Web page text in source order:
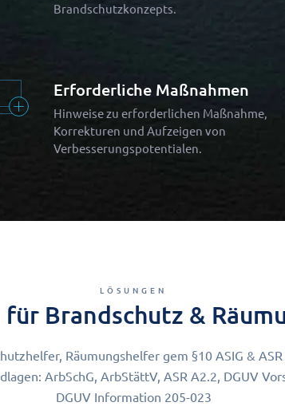
Brandschutzkonzepts.
Erforderliche Maßnahmen
Hinweise zu erforderlichen Maßnahme,
Korrekturen und Aufzeigen von
Verbesserungspotentialen.
LÖSUNGEN
für Brandschutz &
Räumungshelfer gem §10 ASIG &
ArbSchG, ArbStättV, ASR A2.2, DGUV
DGUV Information 205-023